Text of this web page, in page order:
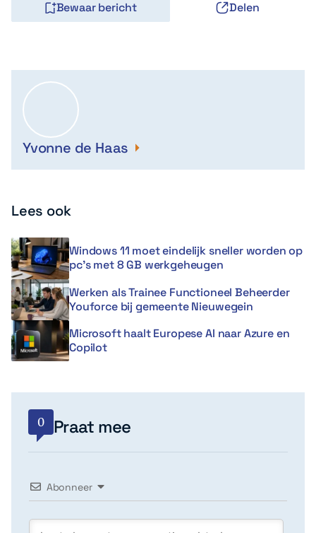
Bewaar bericht Delen
Yvonne de Haas
Lees ook
Windows 11 moet eindelijk sneller worden op
pc’s met 8 GB werkgeheugen
Werken als Trainee Functioneel Beheerder
Youforce bij gemeente Nieuwegein
Microsoft haalt Europese AI naar Azure en
Copilot
0 Praat mee
Abonneer